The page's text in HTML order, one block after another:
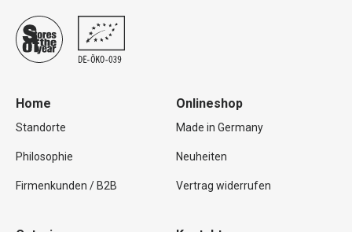
Home
Standorte
Philosophie
Firmenkunden / B2B
Onlineshop
Made in Germany
Neuheiten
Vertrag widerrufen